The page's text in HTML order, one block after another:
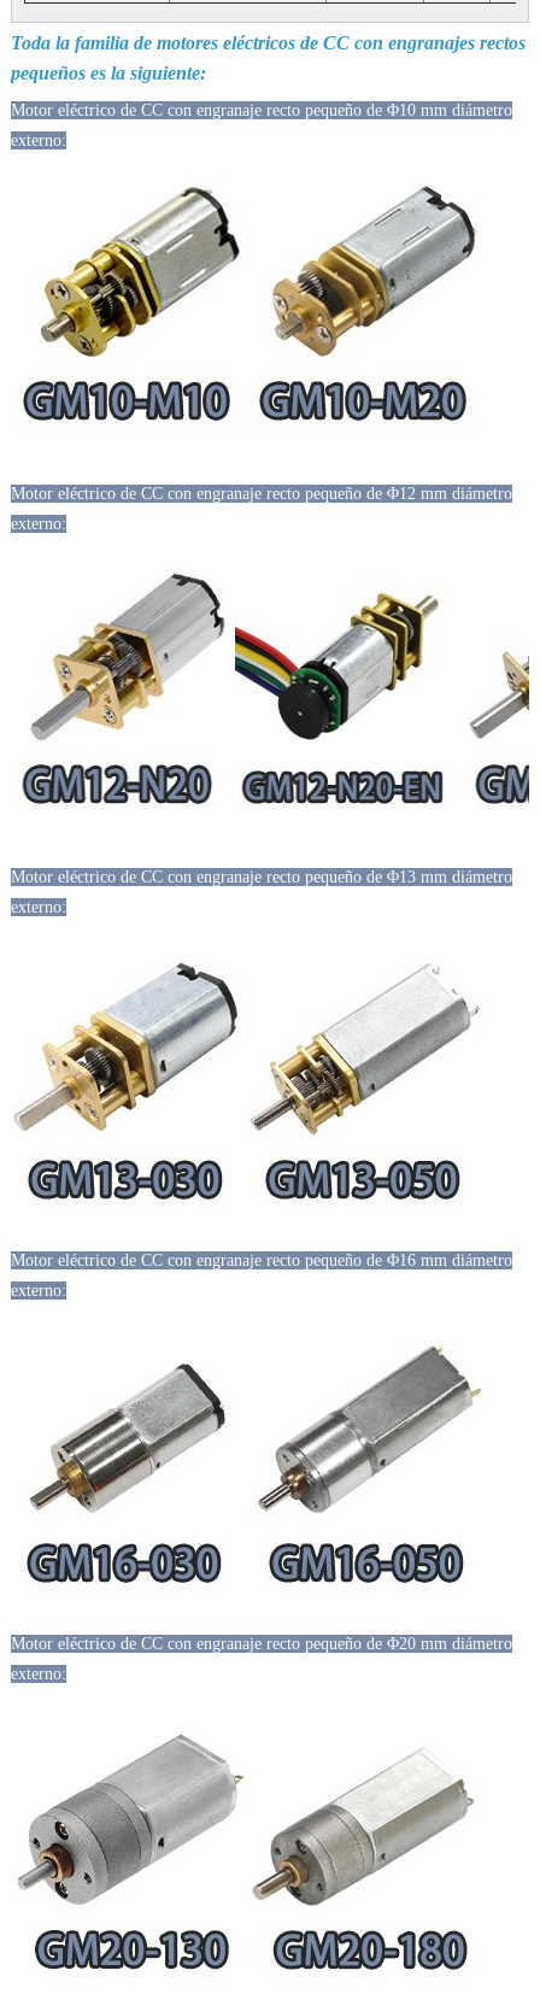
Toda la familia de motores eléctricos de CC con engranajes rectos
pequeños es la siguiente:
Motor eléctrico de CC con engranaje recto pequeño de Φ10 mm diámetro
externo:
Motor eléctrico de CC con engranaje recto pequeño de Φ12 mm diámetro
externo:
Motor eléctrico de CC con engranaje recto pequeño de Φ13 mm diámetro
externo:
Motor eléctrico de CC con engranaje recto pequeño de Φ16 mm diámetro
externo:
Motor eléctrico de CC con engranaje recto pequeño de Φ20 mm diámetro
externo: